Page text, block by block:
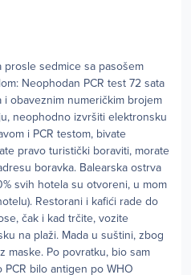
prosle sedmice sa pasošem
Neophodan PCR test 72 sata
i obaveznim numeričkim brojem
neophodno izvršiti elektronsku
i PCR testom, bivate
pravo turistički boraviti, morate
boravka. Balearska ostrva
svih hotela su otvoreni, u mom
Restorani i kafići rade do
čak i kad trčite, vozite
na plaži. Mada u suštini, zbog
maske. Po povratku, bio sam
bilo antigen po WHO